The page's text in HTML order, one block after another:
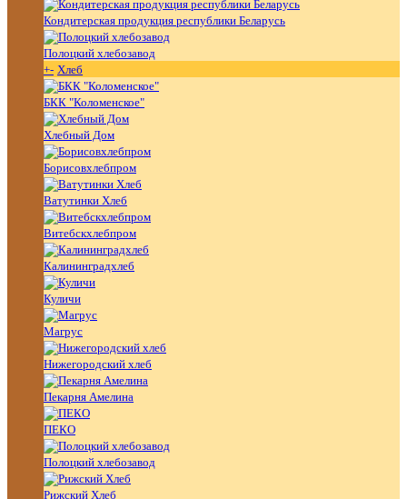
Кондитерская продукция республики Беларусь
Полоцкий хлебозавод
+- Хлеб
БКК "Коломенское"
Хлебный Дом
Борисовхлебпром
Ватутинки Хлеб
Витебскхлебпром
Калининградхлеб
Куличи
Магрус
Нижегородский хлеб
Пекарня Амелина
ПЕКО
Полоцкий хлебозавод
Рижский Хлеб